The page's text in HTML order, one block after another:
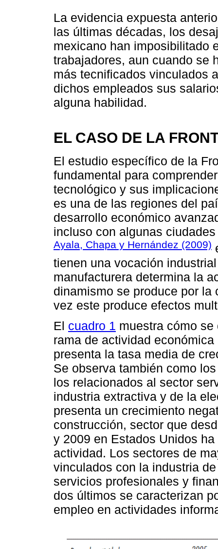
La evidencia expuesta
las últimas décadas, los
mexicano han imposibilitado
trabajadores, aun cuando se
más tecnificados vinculados
dichos empleados sus
alguna habilidad.
EL CASO DE LA
El estudio específico de la
fundamental para
tecnológico y sus
es una de las regiones del
desarrollo económico
incluso con algunas
Ayala, Chapa y Hernández (2009)
tienen una vocación
manufacturera determina la
dinamismo se produce por
vez este produce efectos
El cuadro 1 muestra cómo
rama de actividad
presenta la tasa media de
Se observa también como
los relacionados al sector
industria extractiva y de la
presenta un crecimiento
construcción, sector que
y 2009 en Estados Unidos
actividad. Los sectores de
vinculados con la industria
servicios profesionales y
dos últimos se caracterizan
empleo en actividades